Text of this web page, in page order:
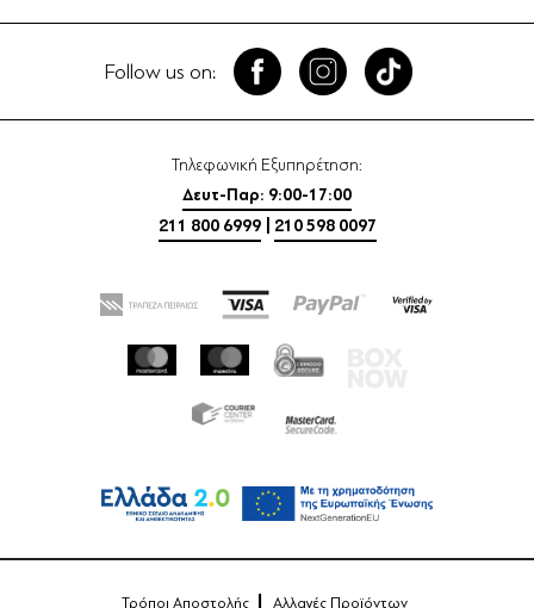
Follow us on:
Τηλεφωνική Εξυπηρέτηση:
Δευτ-Παρ: 9:00-17:00
211 800 6999
210 598 0097
Τρόποι Αποστολής Αλλαγές Προϊόντων